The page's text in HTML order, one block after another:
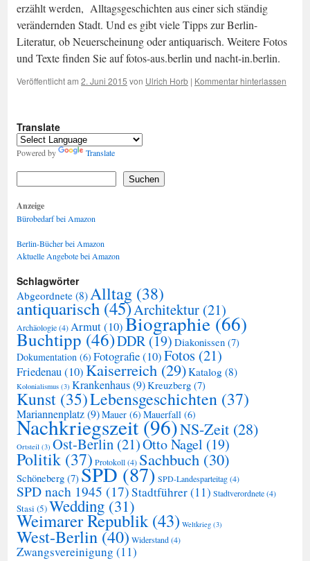
erzählt werden, Alltagsgeschichten aus einer sich ständig
verändernden Stadt. Und es gibt viele Tipps zur Berlin-
Literatur, ob Neuerscheinung oder antiquarisch. Weitere Fotos
und Texte finden Sie auf fotos-aus.berlin und nacht-in.berlin.
Veröffentlicht am 2. Juni 2015 von Ulrich Horb | Kommentar hinterlassen
Translate
Powered by Translate
Suchen
Anzeige
Bürobedarf bei Amazon
Berlin-Bücher bei Amazon
Aktuelle Angebote bei Amazon
Schlagwörter
Abgeordnete (8)Alltag (38)
antiquarisch (45)Architektur (21)
Archäologie(4)Armut(10)Biographie (66)
Buchtipp (46)DDR (19) Diakonissen (7)
Dokumentation (6) Fotografie(10)Fotos (21)
Friedenau(10)Kaiserreich(29)Katalog (8)
Kolonialismus (3) Krankenhaus(9)Kreuzberg (7)
Kunst (35)Lebensgeschichten (37)
Mariannenplatz(9)Mauer (6) Mauerfall (6)
Nachkriegszeit(96)NS-Zeit (28)
Ortsteil (3) Ost-Berlin (21)Otto Nagel (19)
Politik (37) Protokoll(4) Sachbuch (30)
Schöneberg (7) SPD (87) SPD-Landesparteitag(4)
SPD nach 1945 (17)Stadtführer(11) Stadtverordnete(4)
Stasi (5)Wedding (31)
Weimarer Republik(43) Weltkrieg (3)
West-Berlin (40) Widerstand(4)
Zwangsvereinigung (11)